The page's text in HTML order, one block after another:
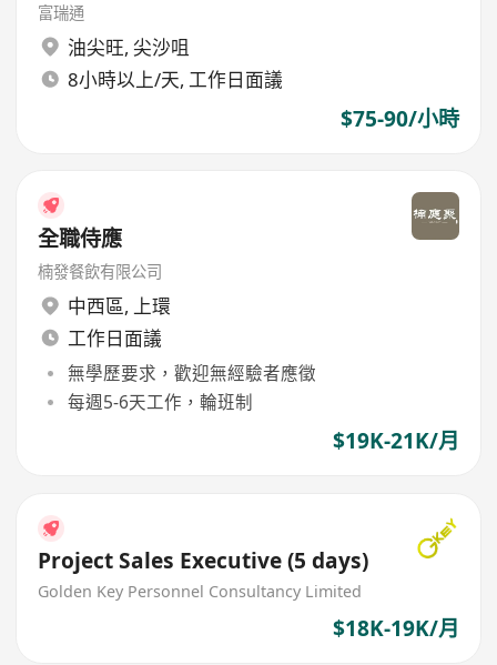
富瑞通
油尖旺, 尖沙咀
8小時以上/天, 工作日面議
$75-90/小時
全職侍應
楠發餐飲有限公司
中西區, 上環
工作日面議
無學歷要求，歡迎無經驗者應徵
每週5-6天工作，輪班制
$19K-21K/月
Project Sales Executive (5 days)
Golden Key Personnel Consultancy Limited
$18K-19K/月